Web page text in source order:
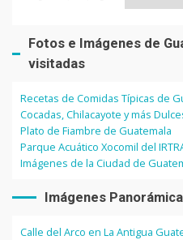
Fotos e Imágenes de
visitadas
Recetas de Comidas Típicas de
Cocadas, Chilacayote y más
Plato de Fiambre de Guatemala
Parque Acuático Xocomil del
Imágenes de la Ciudad de
Imágenes
Calle del Arco en La Antigua